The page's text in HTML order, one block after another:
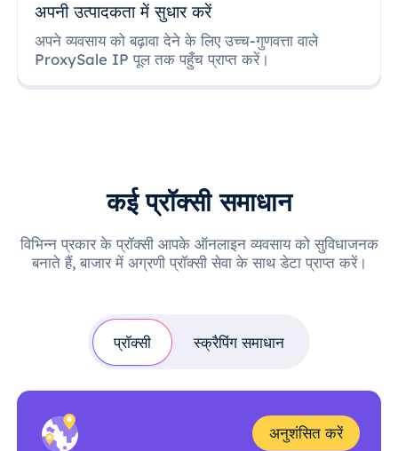
अपनी उत्पादकता में सुधार करें
अपने व्यवसाय को बढ़ावा देने के लिए उच्च-गुणवत्ता वाले
ProxySale IP पूल तक पहुँच प्राप्त करें।
कई प्रॉक्सी समाधान
विभिन्न प्रकार के प्रॉक्सी आपके ऑनलाइन व्यवसाय को सुविधाजनक
बनाते हैं, बाजार में अग्रणी प्रॉक्सी सेवा के साथ डेटा प्राप्त करें।
प्रॉक्सी स्क्रैपिंग समाधान
अनुशंसित करें